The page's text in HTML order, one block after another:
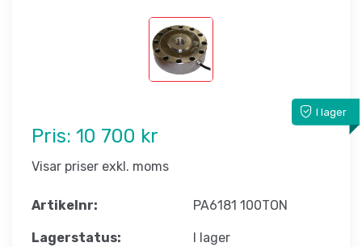
I lager
Pris: 10 700 kr
Visar priser exkl. moms
Artikelnr: PA6181 100TON
Lagerstatus: I lager